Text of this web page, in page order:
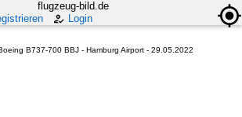
flugzeug-bild.de
Login
B737-700 BBJ - Hamburg Airport - 29.05.2022